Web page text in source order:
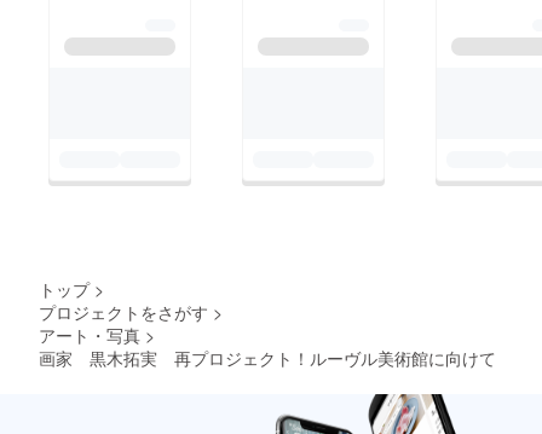
トップ >
プロジェクトをさがす >
アート・写真 >
画家 黒木拓実 再プロジェクト！ルーヴル美術館に向けて